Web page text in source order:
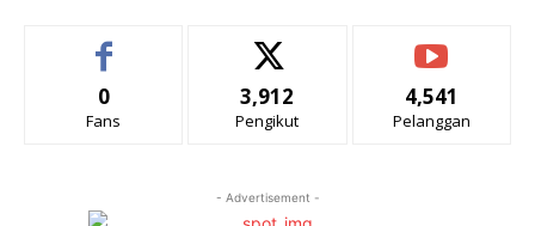
0
Fans
3,912
Pengikut
4,541
Pelanggan
- Advertisement -